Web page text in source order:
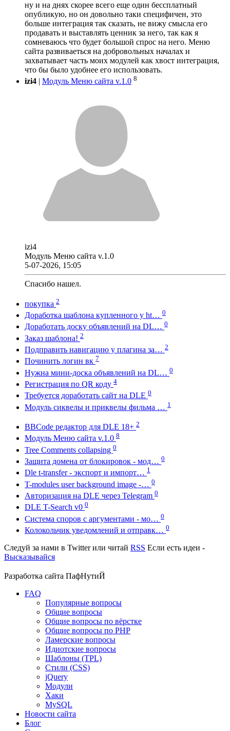
ну и на днях скорее всего еще один бессплатный
опубликую, но он довольно таки специфичен, это
больше интеграция так сказать, не вижу смысла его
продавать и выставлять ценник за него, так как я
сомневаюсь что будет большой спрос на него. Меню
сайта развиваеться на добровольных началах и
захватывает часть моих модулей как хвост интеграция,
что бы было удобнее его использовать.
izi4 | Модуль Меню сайта v.1.0 8
izi4
Модуль Меню сайта v.1.0
5-07-2026, 15:05
Спасибо нашел.
покупка 2
Доработка шаблона купленного у ht… 0
Доработать доску объявлений на DL… 0
Заказ шаблона! 2
Подправить навигацию у плагина за… 2
Починить логин вк 7
Нужна мини-доска объявлений на DL… 0
Регистрация по QR коду 4
Требуется доработать сайт на DLE 0
Модуль сиквелы и приквелы фильма … 1
BBCode редактор для DLE 18+ 2
Модуль Меню сайта v.1.0 8
Tree Comments collapsing 0
Защита домена от блокировок - мод… 0
Dle t-transfer - экспорт и импорт… 1
T-modules user background image -… 0
Авторизация на DLE через Telegram 0
DLE T-Search v0 0
Система споров с аргументами - мо… 0
Колокольчик уведомлений и отправк… 0
Следуй за нами в Twitterили читай RSS Если есть идеи -
Высказывайся
Разработка сайта ПафНутиЙ
FAQ
Популярные вопросы
Общие вопросы
Общие вопросы по вёрстке
Общие вопросы по PHP
Ламерские вопросы
Идиотские вопросы
Шаблоны (TPL)
Стили (CSS)
jQuery
Модули
Хаки
MySQL
Новости сайта
Блог